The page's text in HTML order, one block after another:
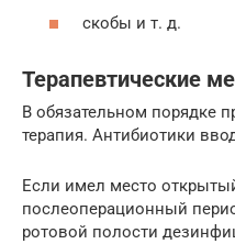
скобы и т. д.
Терапевтические
В обязательном порядке
терапия. Антибиотики
Если имел место
послеоперационный
ротовой полости